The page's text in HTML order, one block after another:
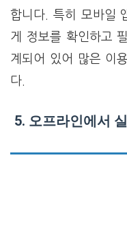
합니다. 특히 모바일
게 정보를 확인하고
계되어 있어 많은 이
다.
5. 오프라인에서